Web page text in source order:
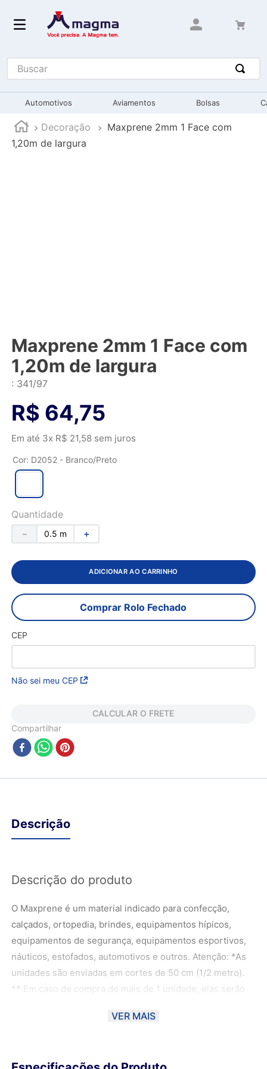
Buscar
Automotivos Aviamentos Bolsas
Decoração
Maxprene 2mm 1 Face com
1,20m de largura
Maxprene 2mm 1 Face com
1,20m de largura
: 341/97
R$ 64,75
Em até 3x R$ 21,58sem juros
Cor: D2052 - Branco/Preto
Quantidade
＋
－
ADICIONAR AO CARRINHO
Comprar Rolo Fechado
CEP
Não sei meu CEP
CALCULAR O FRETE
Compartilhar
Descrição
Descrição do produto
O Maxprene é um material indicado para confecção,
calçados, ortopedia, brindes, equipamentos hípicos,
equipamentos de segurança, equipamentos esportivos,
náuticos, estofados, automotivos e outros. Atenção: *As
unidades são enviadas em cortes de 50 cm (1/2 metro).
** Em caso de compra de mais de 1 unidade, elas serão
unidades de 50 cm - 1 metro; - 3 unidades de 50 cm - 1,5
VER MAIS